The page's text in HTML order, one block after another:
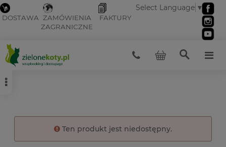
DOSTAWA ZAMÓWIENIA
ZAGRANICZNE
FAKTURY
Select Language ▼
Ten produkt jest niedostępny.